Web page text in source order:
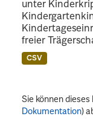
unter
freier
CSV
Sie können
Dokumentation)